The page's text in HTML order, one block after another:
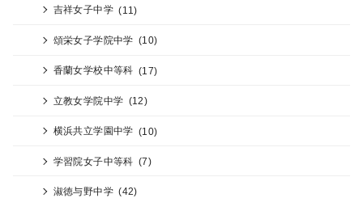
吉祥女子中学 (11)
頌栄女子学院中学 (10)
香蘭女学校中等科 (17)
立教女学院中学 (12)
横浜共立学園中学 (10)
学習院女子中等科 (7)
淑徳与野中学 (42)